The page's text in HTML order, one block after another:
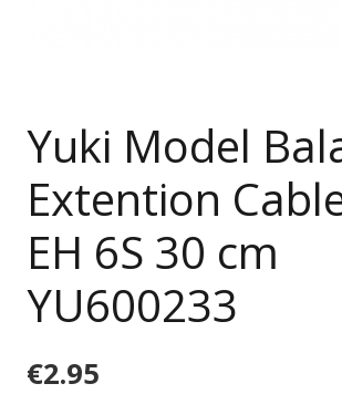
Yuki Model
Extention
EH 6S 30 cm
YU600233
€2.95